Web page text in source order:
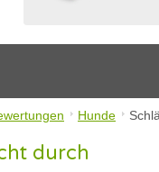
Hunde
durch